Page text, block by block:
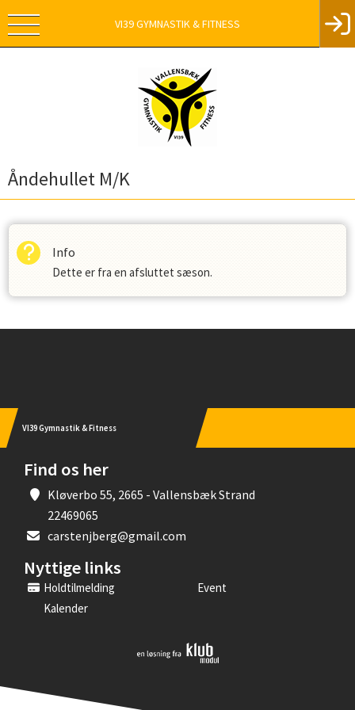
VI39 GYMNASTIK & FITNESS
Åndehullet M/K
Info
Dette er fra en afsluttet sæson.
VI39 Gymnastik & Fitness
Find os her
Kløverbo 55, 2665 - Vallensbæk Strand
22469065
carstenjberg@gmail.com
Nyttige links
Holdtilmelding
Event
Kalender